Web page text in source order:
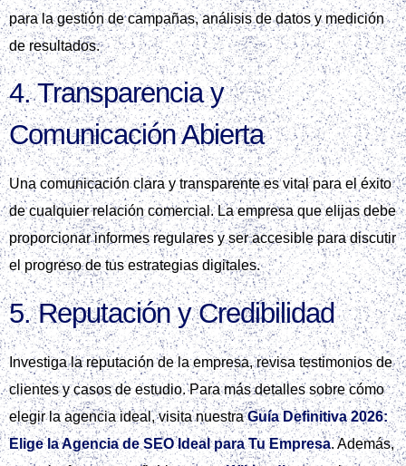
para la gestión de campañas, análisis de datos y medición
de resultados.
4. Transparencia y
Comunicación Abierta
Una comunicación clara y transparente es vital para el éxito
de cualquier relación comercial. La empresa que elijas debe
proporcionar informes regulares y ser accesible para discutir
el progreso de tus estrategias digitales.
5. Reputación y Credibilidad
Investiga la reputación de la empresa, revisa testimonios de
clientes y casos de estudio. Para más detalles sobre cómo
elegir la agencia ideal, visita nuestraGuía Definitiva 2026:
Elige la Agencia de SEO Ideal para Tu Empresa. Además,